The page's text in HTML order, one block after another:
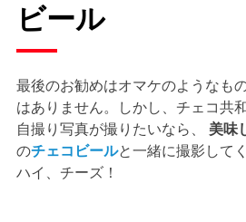
ビール
最後のお勧めはオマケのようなも
はありません。しかし、チェコ共
自撮り写真が撮りたいなら、 美味
のチェコビールと一緒に撮影して
ハイ、チーズ！